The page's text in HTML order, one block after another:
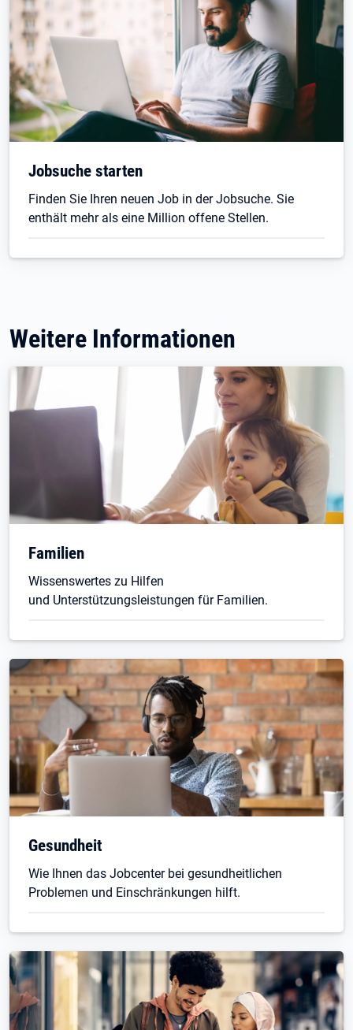
Jobsuche starten
Finden Sie Ihren neuen Job in der Jobsuche. Sie
enthält mehr als eine Million offene Stellen.
Weitere Informationen
Familien
Wissenswertes zu Hilfen
und Unterstützungsleistungen für Familien.
Gesundheit
Wie Ihnen das Jobcenter bei gesundheitlichen
Problemen und Einschränkungen hilft.